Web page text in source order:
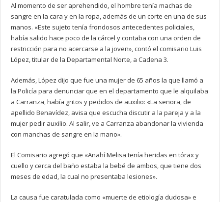
Al momento de ser aprehendido, el hombre tenía machas de
sangre en la cara y en la ropa, además de un corte en una de sus
manos. «Este sujeto tenía frondosos antecedentes policiales,
había salido hace poco de la cárcel y contaba con una orden de
restricción para no acercarse a la joven», contó el comisario Luis
López, titular de la Departamental Norte, a Cadena 3.
Además, López dijo que fue una mujer de 65 años la que llamó a
la Policía para denunciar que en el departamento que le alquilaba
a Carranza, había gritos y pedidos de auxilio: «La señora, de
apellido Benavídez, avisa que escucha discutir a la pareja y a la
mujer pedir auxilio. Al salir, ve a Carranza abandonar la vivienda
con manchas de sangre en la mano».
El Comisario agregó que «Anahí Melisa tenía heridas en tórax y
cuello y cerca del baño estaba la bebé de ambos, que tiene dos
meses de edad, la cual no presentaba lesiones».
La causa fue caratulada como «muerte de etiología dudosa» e